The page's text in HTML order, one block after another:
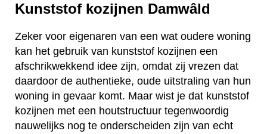
Kunststof kozijnen Damwâld
Zeker voor eigenaren van een wat oudere woning
kan het gebruik van kunststof kozijnen een
afschrikwekkend idee zijn, omdat zij vrezen dat
daardoor de authentieke, oude uitstraling van hun
woning in gevaar komt. Maar wist je dat kunststof
kozijnen met een houtstructuur tegenwoordig
nauwelijks nog te onderscheiden zijn van echt